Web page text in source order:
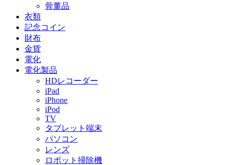
骨董品
衣類
記念コイン
財布
金貨
電化
電化製品
HDレコーダー
iPad
iPhone
iPod
TV
タブレット端末
パソコン
レンズ
ロボット掃除機